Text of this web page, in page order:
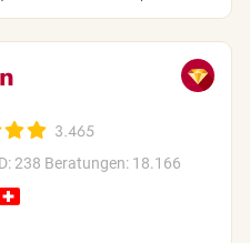
3.465
238 Beratungen: 18.166